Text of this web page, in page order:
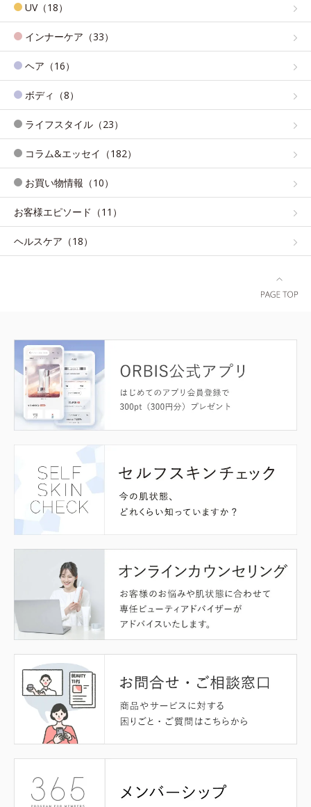
UV（18）
インナーケア（33）
ヘア（16）
ボディ（8）
ライフスタイル（23）
コラム&エッセイ（182）
お買い物情報（10）
お客様エピソード（11）
ヘルスケア（18）